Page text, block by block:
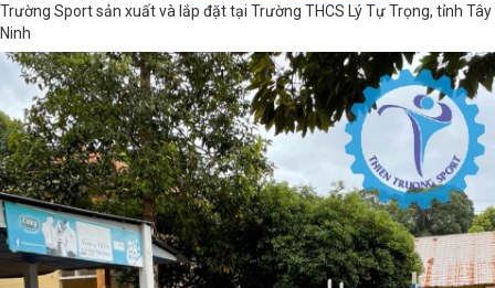
Trường Sport sản xuất và lắp đặt tại Trường THCS Lý Tự Trọng, tỉnh Tây
Ninh